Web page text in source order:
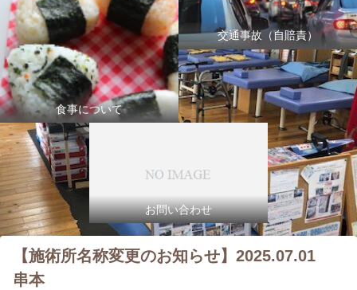
食事について
交通事故（自賠責）
お問い合わせ
【施術所名称変更のお知らせ】2025.07.01
串本